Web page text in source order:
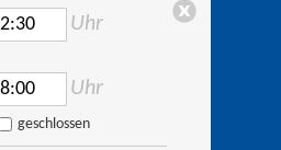
Uhr
Uhr
geschlossen